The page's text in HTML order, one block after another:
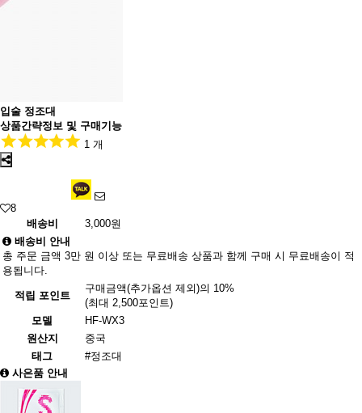
입술 정조대
상품간략정보 및 구매기능
1 개
8
배송비
3,000원
배송비 안내
총 주문 금액 3만 원 이상 또는 무료배송 상품과 함께 구매 시 무료배송이 적
용됩니다.
적립 포인트
구매금액(추가옵션 제외)의 10%
(최대 2,500포인트)
모델
HF-WX3
원산지
중국
태그
#정조대
사은품 안내